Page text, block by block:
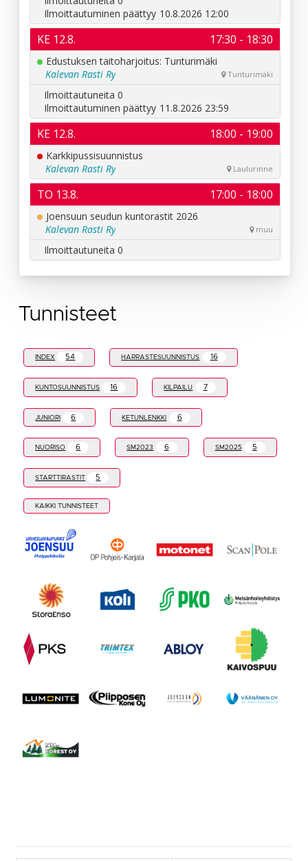
Tunnisteet
INDEX 54 HARRASTESUUNNISTUS 16
KUNTOSUUNNISTUS 16 KILPAILU 7
JUNIORI 6 KETUNLENKKI 6
NUORISO 6 SM2023 6 SM2025 5
STARTTIRASTIT 5
KAIKKI TUNNISTEET